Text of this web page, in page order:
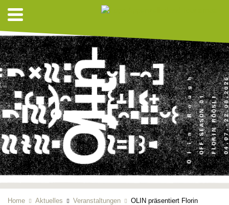
Home Aktuelles Veranstaltungen
OLIN präsentiert Florin